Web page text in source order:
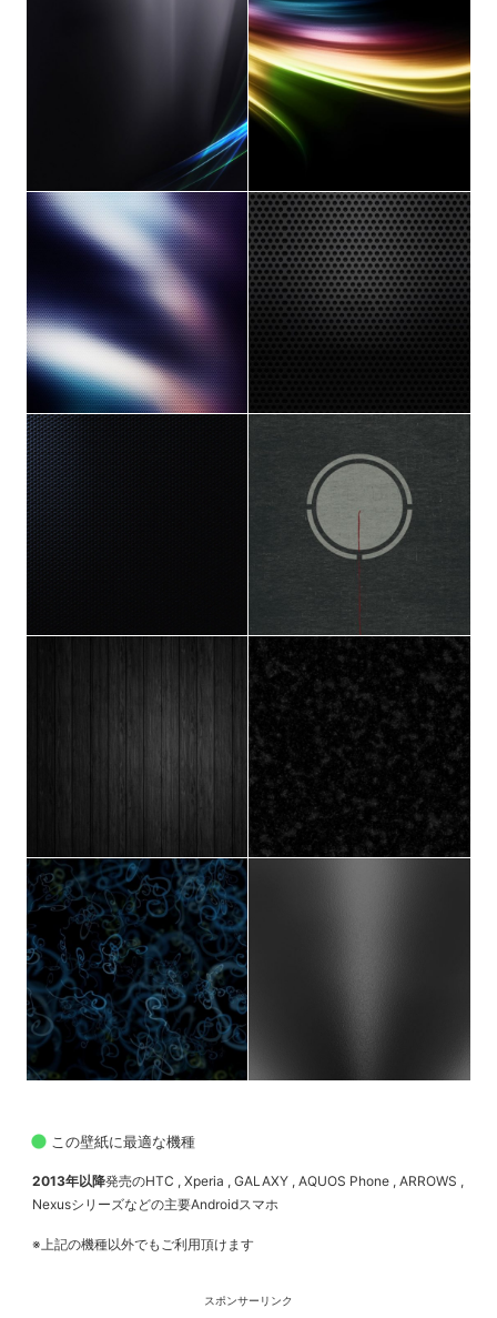
この壁紙に最適な機種
2013年以降発売のHTC , Xperia , GALAXY , AQUOS Phone , ARROWS ,
Nexusシリーズなどの主要Androidスマホ
※上記の機種以外でもご利用頂けます
スポンサーリンク